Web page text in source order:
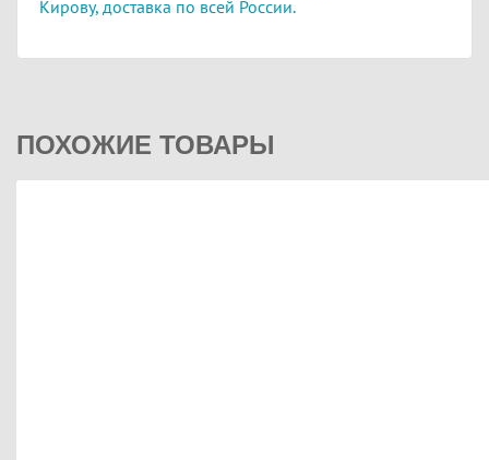
Кирову, доставка по всей России.
ПОХОЖИЕ ТОВАРЫ